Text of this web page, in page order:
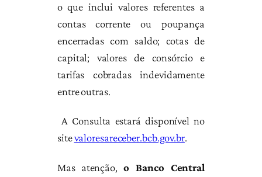
o que inclui valores referentes a
contas corrente ou poupança
encerradas com saldo; cotas de
capital; valores de consórcio e
tarifas cobradas indevidamente
entre outras.
A Consulta estará disponível no
sitevaloresareceber.bcb.gov.br.
Mas atenção,o Banco Central